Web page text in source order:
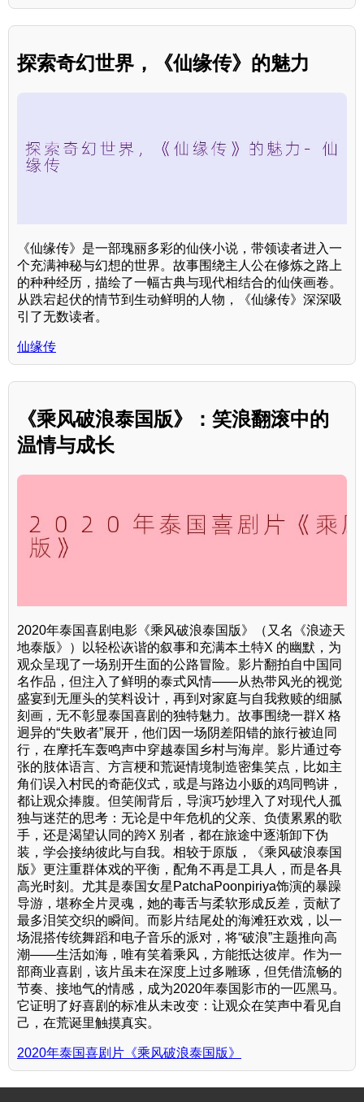
探索奇幻世界，《仙缘传》的魅力
《仙缘传》是一部瑰丽多彩的仙侠小说，带领读者进入一
个充满神秘与幻想的世界。故事围绕主人公在修炼之路上
的种种经历，描绘了一幅古典与现代相结合的仙侠画卷。
从跌宕起伏的情节到生动鲜明的人物，《仙缘传》深深吸
引了无数读者。
仙缘传
《乘风破浪泰国版》：笑浪翻滚中的
温情与成长
2020年泰国喜剧电影《乘风破浪泰国版》（又名《浪迹天
地泰版》）以轻松诙谐的叙事和充满本土特X 的幽默，为
观众呈现了一场别开生面的公路冒险。影片翻拍自中国同
名作品，但注入了鲜明的泰式风情——从热带风光的视觉
盛宴到无厘头的笑料设计，再到对家庭与自我救赎的细腻
刻画，无不彰显泰国喜剧的独特魅力。故事围绕一群X 格
迥异的“失败者”展开，他们因一场阴差阳错的旅行被迫同
行，在摩托车轰鸣声中穿越泰国乡村与海岸。影片通过夸
张的肢体语言、方言梗和荒诞情境制造密集笑点，比如主
角们误入村民的奇葩仪式，或是与路边小贩的鸡同鸭讲，
都让观众捧腹。但笑闹背后，导演巧妙埋入了对现代人孤
独与迷茫的思考：无论是中年危机的父亲、负债累累的歌
手，还是渴望认同的跨X 别者，都在旅途中逐渐卸下伪
装，学会接纳彼此与自我。相较于原版，《乘风破浪泰国
版》更注重群体戏的平衡，配角不再是工具人，而是各具
高光时刻。尤其是泰国女星PatchaPoonpiriya饰演的暴躁
导游，堪称全片灵魂，她的毒舌与柔软形成反差，贡献了
最多泪笑交织的瞬间。而影片结尾处的海滩狂欢戏，以一
场混搭传统舞蹈和电子音乐的派对，将“破浪”主题推向高
潮——生活如海，唯有笑着乘风，方能抵达彼岸。作为一
部商业喜剧，该片虽未在深度上过多雕琢，但凭借流畅的
节奏、接地气的情感，成为2020年泰国影市的一匹黑马。
它证明了好喜剧的标准从未改变：让观众在笑声中看见自
己，在荒诞里触摸真实。
2020年泰国喜剧片《乘风破浪泰国版》